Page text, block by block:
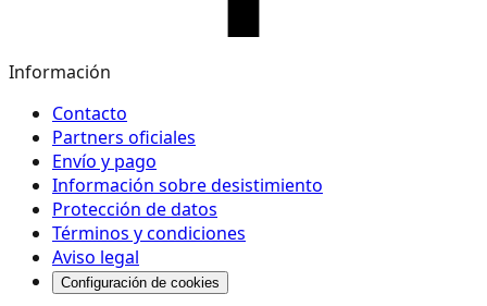
Información
Contacto
Partners oficiales
Envío y pago
Información sobre desistimiento
Protección de datos
Términos y condiciones
Aviso legal
Configuración de cookies